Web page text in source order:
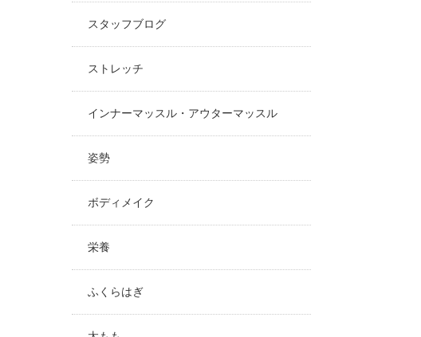
スタッフブログ
ストレッチ
インナーマッスル・アウターマッスル
姿勢
ボディメイク
栄養
ふくらはぎ